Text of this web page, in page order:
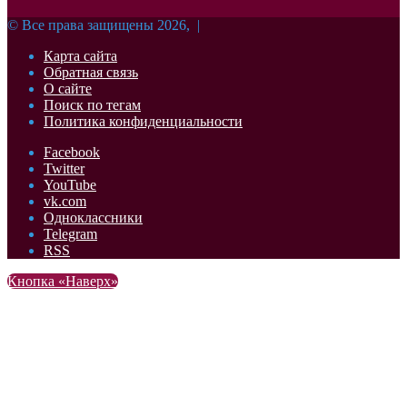
© Все права защищены 2026, |
Карта сайта
Обратная связь
О сайте
Поиск по тегам
Политика конфиденциальности
Facebook
Twitter
YouTube
vk.com
Одноклассники
Telegram
RSS
Кнопка «Наверх»